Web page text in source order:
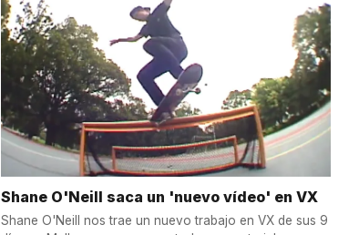
Shane O'Neill saca un 'nuevo vídeo' en VX
Shane O'Neill nos trae un nuevo trabajo en VX de sus 9